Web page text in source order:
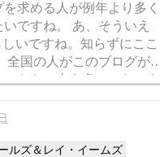
求める人が例年より多く
あ、そういえ
いですね。知らずにここ
らない人も多かったかも
。 ”みえる"は愛知や東海？...
ルズ＆レイ・イームズ